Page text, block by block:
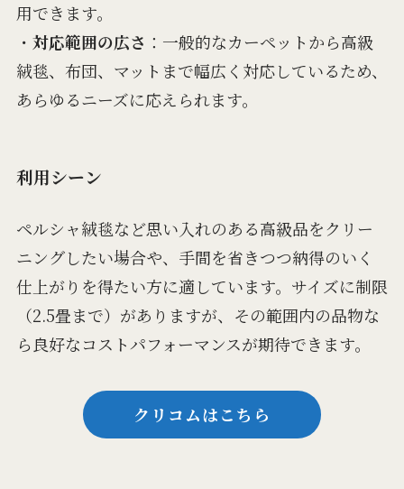
用できます。
・ 対応範囲の広さ ：一般的なカーペットから高級
絨毯、布団、マットまで幅広く対応しているため、
あらゆるニーズに応えられます。
利用シーン
ペルシャ絨毯など思い入れのある高級品をクリー
ニングしたい場合や、手間を省きつつ納得のいく
仕上がりを得たい方に適しています。サイズに制限
（2.5畳まで）がありますが、その範囲内の品物な
ら良好なコストパフォーマンスが期待できます。
クリコムはこちら